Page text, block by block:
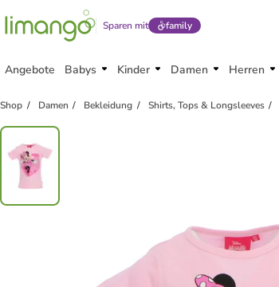
Sparen mit family
Angebote Babys Kinder Damen Herren
Shop Damen Bekleidung Shirts, Tops & Longsleeves